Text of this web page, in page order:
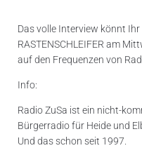
Das volle Interview könnt
RASTENSCHLEIFER am
auf den Frequenzen von
Info:
Radio ZuSa ist ein nicht-
Bürgerradio für Heide und
Und das schon seit 1997.